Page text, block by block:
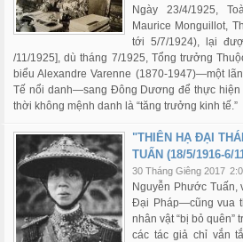
Ngày 23/4/1925,
Maurice Monguillot,
tới 5/7/1924), lại
/11/1925], dù tháng 7/1925, Tổng trưởng
biểu Alexandre Varenne (1870-1947)—một
Tế nổi danh—sang Đông Dương để thực
thời không mệnh danh là “tăng trưởng kinh tế.”
"THIÊN HẠ ĐẠI
TUẤN (18/5/1916-6/
30 Tháng Giêng 2017
Nguyễn Phước Tuấn,
Đại Pháp—cũng vua
nhân vật “bị bỏ quên”
các tác giả chỉ vắn